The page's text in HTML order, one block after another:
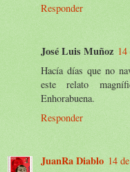
Responder
José Luis Muñoz
Hacía días que no
este relato
Enhorabuena.
Responder
JuanRa Diablo 14